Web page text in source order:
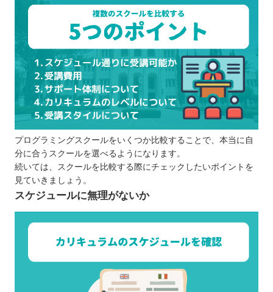
プログラミングスクールをいくつか比較することで、本当に自
分に合うスクールを選べるようになります。
続いては、スクールを比較する際にチェックしたいポイントを
見ていきましょう。
スケジュールに無理がないか